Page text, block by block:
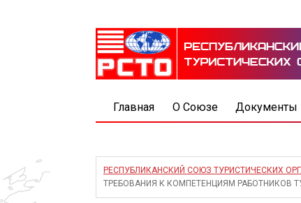
Главная О Союзе Документы
РЕСПУБЛИКАНСКИЙ СОЮЗ ТУРИСТИЧЕСКИХ
ТРЕБОВАНИЯ К КОМПЕТЕНЦИЯМ РАБОТНИКОВ